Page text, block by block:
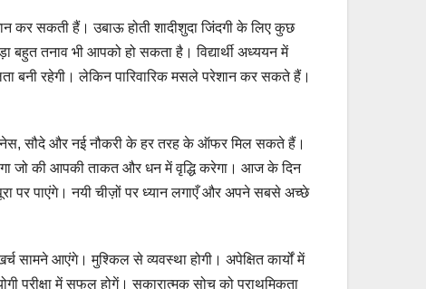
कर सकती हैं। उबाऊ होती शादीशुदा जिंदगी के लिए कुछ
तनाव भी आपको हो सकता है। विद्यार्थी अध्ययन में
बनी रहेगी। लेकिन पारिवारिक मसले परेशान कर सकते हैं।
सौदे और नई नौकरी के हर तरह के ऑफर मिल सकते हैं।
जो की आपकी ताकत और धन में वृद्धि करेगा। आज के दिन
पर पाएंगे। नयी चीज़ों पर ध्यान लगाएँ और अपने सबसे अच्छे
सामने आएंगे। मुश्किल से व्यवस्था होगी। अपेक्षित कार्यों में
परीक्षा में सफल होगें। सकारात्मक सोच को प्राथमिकता